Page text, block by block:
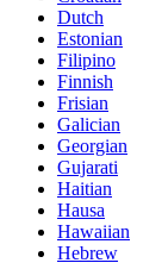
Dutch
Estonian
Filipino
Finnish
Frisian
Galician
Georgian
Gujarati
Haitian
Hausa
Hawaiian
Hebrew